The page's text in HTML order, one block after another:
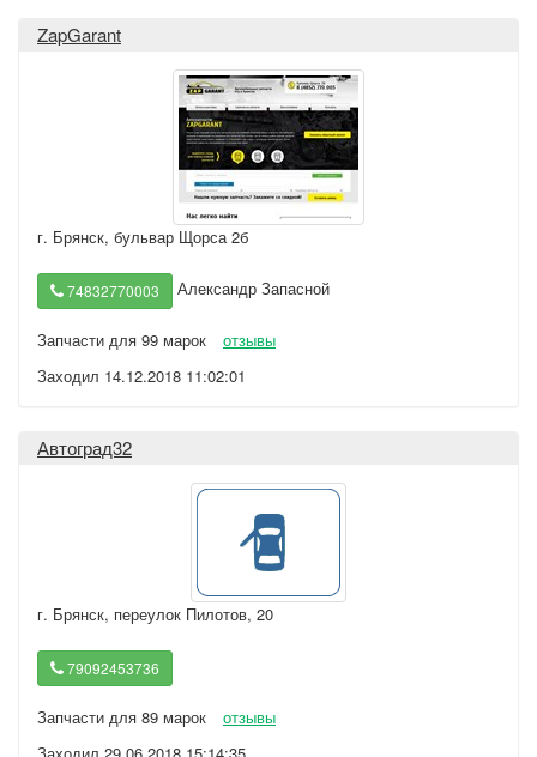
ZapGarant
г. Брянск, бульвар Щорса 2б
74832770003 Александр Запасной
Запчасти для 99 марок
отзывы
Заходил 14.12.2018 11:02:01
Автоград32
г. Брянск, переулок Пилотов, 20
79092453736
Запчасти для 89 марок
отзывы